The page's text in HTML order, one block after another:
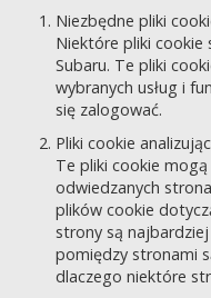
Niezbędne pliki
Niektóre pliki cookie
Subaru. Te pliki
wybranych usług i
się zalogować.
Pliki cookie
Te pliki cookie
odwiedzanych
plików cookie
strony są
pomiędzy stronami
dlaczego niektóre